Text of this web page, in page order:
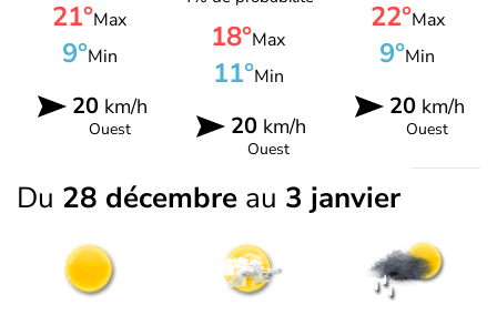
21°Max
9°Min
20km/h
Ouest
18°Max
11°Min
20km/h
Ouest
22°Max
9°Min
20 km/h
Ouest
Du 28 décembre au 3 janvier